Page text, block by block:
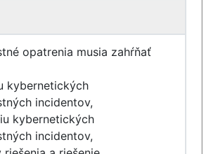
opatrenia musia zahŕňať
kybernetických
incidentov,
kybernetických
incidentov,